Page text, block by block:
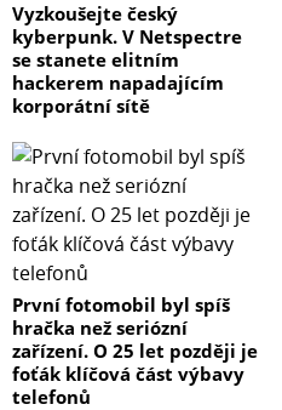
Vyzkoušejte český
kyberpunk. V Netspectre
se stanete elitním
hackerem napadajícím
korporátní sítě
První fotomobil byl spíš
hračka než seriózní
zařízení. O 25 let později je
foťák klíčová část výbavy
telefonů